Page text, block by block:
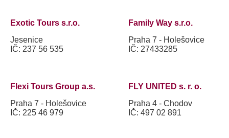
Exotic Tours s.r.o.
Jesenice
IČ: 237 56 535
Family Way s.r.o.
Praha 7 - Holešovice
IČ: 27433285
Flexi Tours Group a.s.
Praha 7 - Holešovice
IČ: 225 46 979
FLY UNITED s. r. o.
Praha 4 - Chodov
IČ: 497 02 891